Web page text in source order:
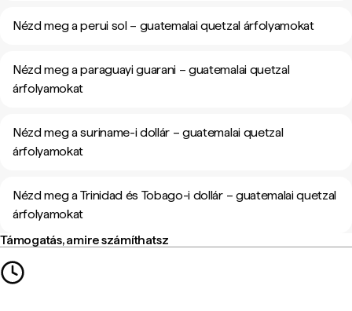
Nézd meg a perui sol – guatemalai quetzal árfolyamokat
Nézd meg a paraguayi guarani – guatemalai quetzal
árfolyamokat
Nézd meg a suriname-i dollár – guatemalai quetzal
árfolyamokat
Nézd meg a Trinidad és Tobago-i dollár – guatemalai quetzal
árfolyamokat
Támogatás, amire számíthatsz